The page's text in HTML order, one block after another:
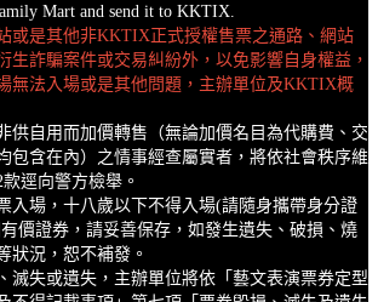
Mart and send it to KKTIX.
或是其他非KKTIX正式授權售票之通路、網站
生詐騙案件或交易糾紛外，以免影響自身權益，
無法入場或是其他問題，主辦單位及KKTIX概
供自用而加價轉售（無論加價名目為代購費、交
包含在內）之情事經查屬實者，將依社會秩序維
逕向警方檢舉。
入場，十八歲以下不得入場(請隨身攜帶身分證
價證券，請妥善保存，如發生遺失、破損、燒
狀況，恕不補發。
滅失或遺失，主辦單位將依「藝文表演票券定型